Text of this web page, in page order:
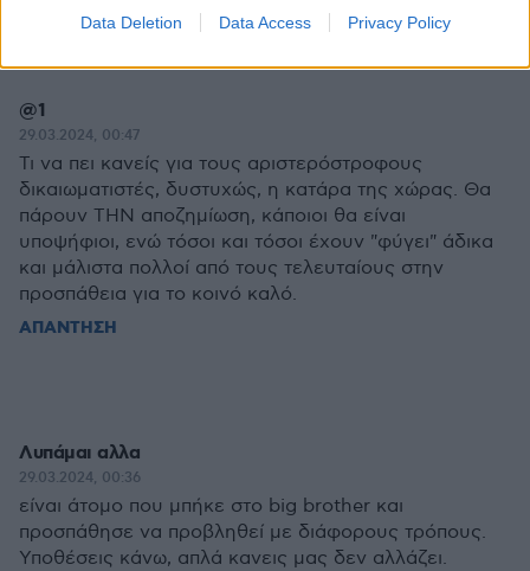
Data Deletion Data Access Privacy Policy
@1
29.03.2024, 00:47
Τι να πει κανείς για τους αριστερόστροφους
δικαιωματιστές, δυστυχώς, η κατάρα της χώρας. Θα
πάρουν ΤΗΝ αποζημίωση, κάποιοι θα είναι
υποψήφιοι, ενώ τόσοι και τόσοι έχουν "φύγει" άδικα
και μάλιστα πολλοί από τους τελευταίους στην
προσπάθεια για το κοινό καλό.
ΑΠΑΝΤΗΣΗ
Λυπάμαι αλλα
29.03.2024, 00:36
είναι άτομο που μπήκε στο big brother και
προσπάθησε να προβληθεί με διάφορους τρόπους.
Υποθέσεις κάνω, απλά κανεις μας δεν αλλάζει.